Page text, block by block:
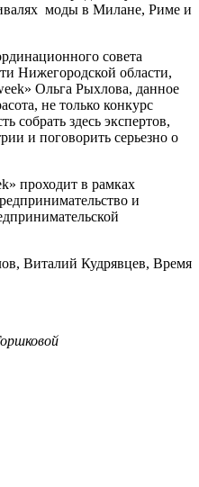
моды в Милане, Риме и
совета
Нижегородской области,
Ольга Рыхлова, данное
не только конкурс
собрать здесь экспертов,
и поговорить серьезно о
проходит в рамках
и
Виталий Кудрявцев, Время